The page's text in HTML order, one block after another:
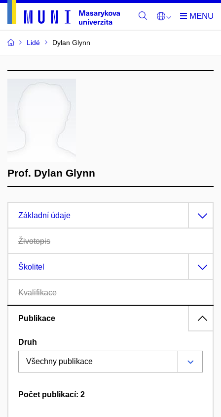
Lidé Dylan Glynn
Prof. Dylan Glynn
Základní údaje
Životopis
Školitel
Kvalifikace
Publikace
Druh
Počet publikací: 2